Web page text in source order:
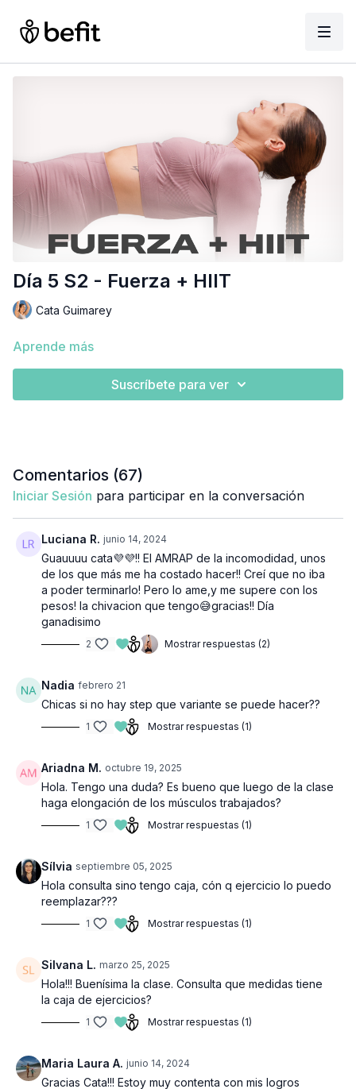
Día 5 S2 - Fuerza + HIIT
Cata Guimarey
Aprende más
Suscríbete para ver
Comentarios (67)
Iniciar Sesión para participar en la conversación
Luciana R. junio 14, 2024
Guauuuu cata💜💜!! El AMRAP de la incomodidad, unos
de los que más me ha costado hacer!! Creí que no iba
a poder terminarlo! Pero lo ame,y me supere con los
pesos! la chivacion que tengo😅gracias!! Día
ganadisimo
2 Mostrar respuestas (2)
Nadia febrero 21
Chicas si no hay step que variante se puede hacer??
1 Mostrar respuestas (1)
Ariadna M. octubre 19, 2025
Hola. Tengo una duda? Es bueno que luego de la clase
haga elongación de los músculos trabajados?
1 Mostrar respuestas (1)
Sílvia septiembre 05, 2025
Hola consulta sino tengo caja, cón q ejercicio lo puedo
reemplazar???
1 Mostrar respuestas (1)
Silvana L. marzo 25, 2025
Hola!!! Buenísima la clase. Consulta que medidas tiene
la caja de ejercicios?
1 Mostrar respuestas (1)
Maria Laura A. junio 14, 2024
Gracias Cata!!! Estoy muy contenta con mis logros